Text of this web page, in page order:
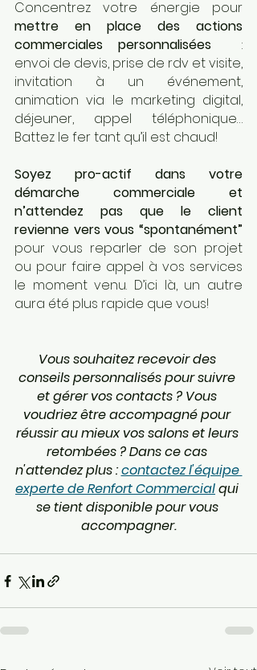
mettre en place des actions
commerciales personnalisées
:
envoi de devis, prise de rdv et visite,
invitation à un événement,
animation via le marketing digital,
déjeuner, appel téléphonique…
Battez le fer tant qu’il est chaud!
Soyez pro-actif dans votre
démarche commerciale et
n’attendez pas que le client
revienne vers vous “spontanément”
pour vous reparler de son projet
ou pour faire appel à vos services
le moment venu. D’ici là, un autre
aura été plus rapide que vous!
Vous souhaitez recevoir des
conseils personnalisés pour suivre
et gérer vos contacts ? Vous
voudriez être accompagné pour
réussir au mieux vos salons et leurs
retombées ? Dans ce cas
n'attendez plus : contactez l'équipe
experte de Renfort Commercial qui
se tient disponible pour vous
accompagner.